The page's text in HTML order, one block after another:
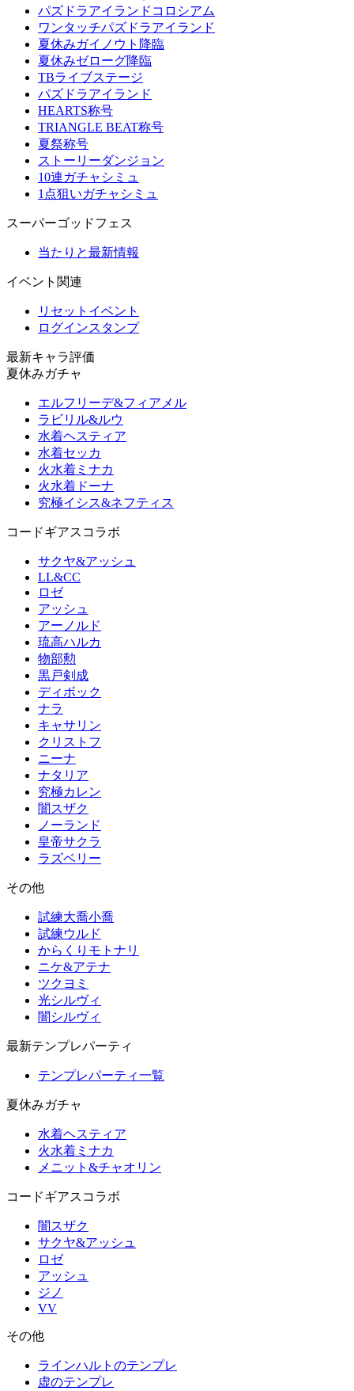
パズドラアイランドコロシアム
ワンタッチパズドラアイランド
夏休みガイノウト降臨
夏休みゼローグ降臨
TBライブステージ
パズドラアイランド
HEARTS称号
TRIANGLE BEAT称号
夏祭称号
ストーリーダンジョン
10連ガチャシミュ
1点狙いガチャシミュ
スーパーゴッドフェス
当たりと最新情報
イベント関連
リセットイベント
ログインスタンプ
最新キャラ評価
夏休みガチャ
エルフリーデ&フィアメル
ラビリル&ルウ
水着ヘスティア
水着セッカ
火水着ミナカ
火水着ドーナ
究極イシス&ネフティス
コードギアスコラボ
サクヤ&アッシュ
LL&CC
ロゼ
アッシュ
アーノルド
琉高ハルカ
物部勲
黒戸剣成
ディボック
ナラ
キャサリン
クリストフ
ニーナ
ナタリア
究極カレン
闇スザク
ノーランド
皇帝サクラ
ラズベリー
その他
試練大喬小喬
試練ウルド
からくりモトナリ
ニケ&アテナ
ツクヨミ
光シルヴィ
闇シルヴィ
最新テンプレパーティ
テンプレパーティ一覧
夏休みガチャ
水着ヘスティア
火水着ミナカ
メニット&チャオリン
コードギアスコラボ
闇スザク
サクヤ&アッシュ
ロゼ
アッシュ
ジノ
VV
その他
ラインハルトのテンプレ
虚のテンプレ